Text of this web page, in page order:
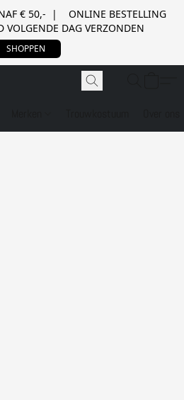
€ 50,- | ONLINE BESTELLING
VOLGENDE DAG VERZONDEN
SHOPPEN